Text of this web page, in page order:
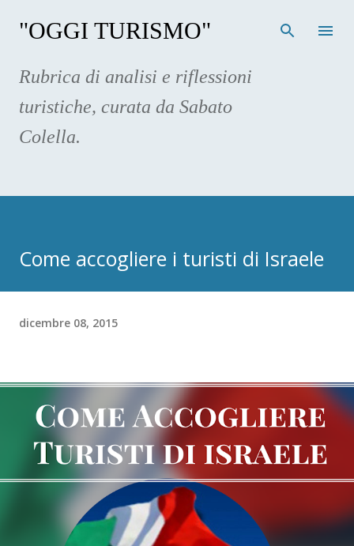
Passa ai contenuti principali
"OGGI TURISMO"
Rubrica di analisi e riflessioni
turistiche, curata da Sabato
Colella.
Come accogliere i turisti di Israele
dicembre 08, 2015